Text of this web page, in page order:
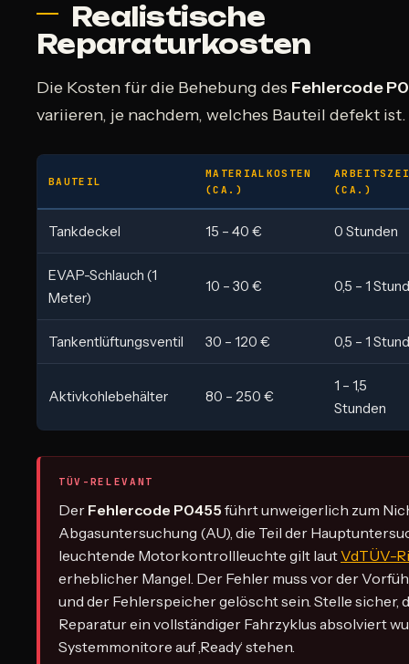
Realistische
Reparaturkosten
Die Kosten für die Behebung des Fehlercode
variieren, je nachdem, welches Bauteil defekt ist.
BAUTEIL
MATERIALKOSTEN
(CA.)
(CA.)
Tankdeckel 15 – 40 € 0 Stunden
EVAP-Schlauch (1
Meter)
10 – 30 € 0,5 – 1
Tankentlüftungsventil 30 – 120 € 0,5 – 1
Aktivkohlebehälter 80 – 250 €
1 – 1,5
Stunden
TÜV-RELEVANT
Der Fehlercode P0455 führt unweigerlich zum
Abgasuntersuchung (AU), die Teil der
leuchtende Motorkontrollleuchte gilt lautVdTÜV-
erheblicher Mangel. Der Fehler muss vor der
und der Fehlerspeicher gelöscht sein. Stelle sicher,
Reparatur ein vollständiger Fahrzyklus absolviert
Systemmonitore auf ‚Ready‘ stehen.